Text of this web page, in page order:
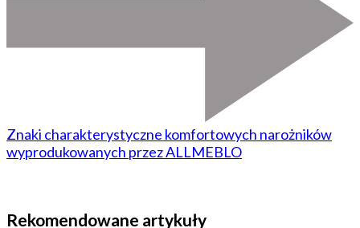
Znaki charakterystyczne komfortowych narożników
wyprodukowanych przez ALLMEBLO
Rekomendowane artykuły